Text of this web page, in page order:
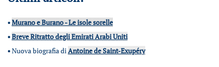
•Murano e Burano - Le isole sorelle
•Breve Ritratto degli Emirati Arabi Uniti
•Nuova biografia diAntoine de Saint-Exupéry